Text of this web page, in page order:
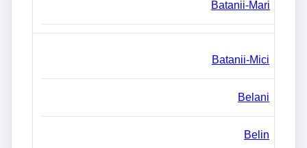
Batanii-Mari
Batanii-Mici
Belani
Belin